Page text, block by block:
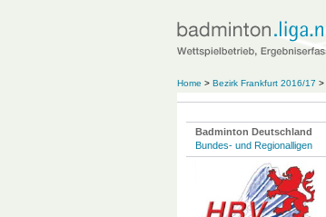
Home > Bezirk Frankfurt 2016/17 >
Badminton Deutschland
Bundes- und Regionalligen